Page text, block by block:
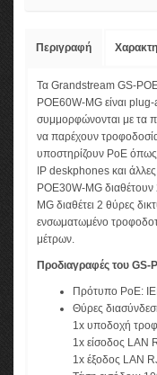
Περιγραφή
Τα Grandstream GS-
POE60W-MG είναι
συμμορφώνονται με τα
να παρέχουν
υποστηρίζουν PoE
IP deskphones και
POE30W-MG
MG διαθέτει 2 θύρες
ενσωματωμένο
μέτρων.
Προδιαγραφές του
Πρότυπο PoE:
Θύρες
1x υποδοχή
1x είσοδος LAN
1x έξοδος LAN